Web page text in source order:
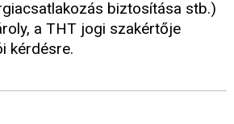
biztosítása stb.)
a THT jogi szakértője
kérdésre.